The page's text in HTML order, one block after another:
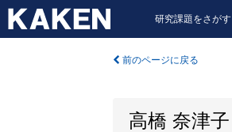
研究課題をさがす
前のページに戻る
高橋 奈津子